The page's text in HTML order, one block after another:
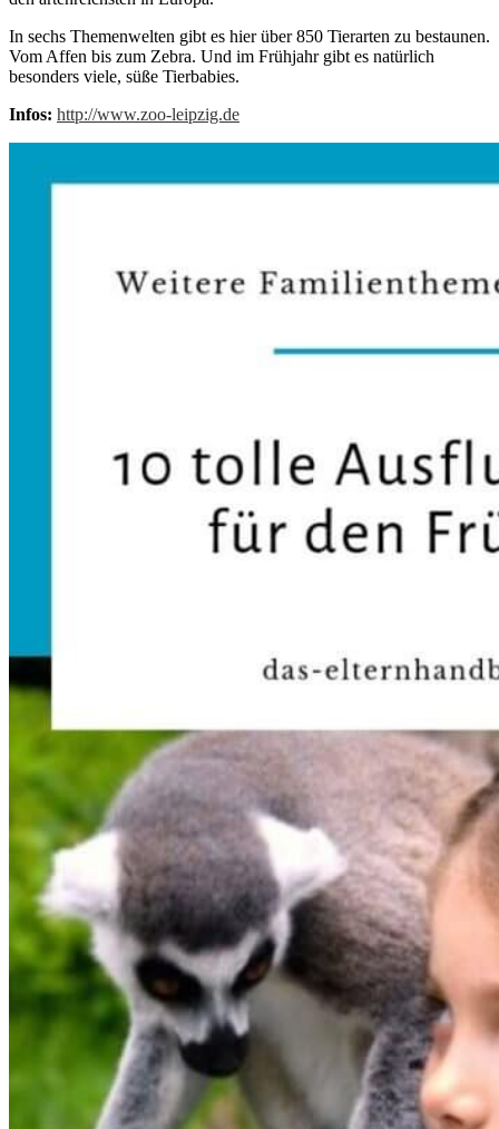
In sechs Themenwelten gibt es hier über 850 Tierarten zu bestaunen.
Vom Affen bis zum Zebra. Und im Frühjahr gibt es natürlich
besonders viele, süße Tierbabies.
Infos: http://www.zoo-leipzig.de